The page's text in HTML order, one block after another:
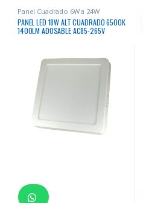
Panel Cuadrado 6W a 24W
PANEL LED 18W ALT CUADRADO 6500K
1400LM ADOSABLE AC85-265V